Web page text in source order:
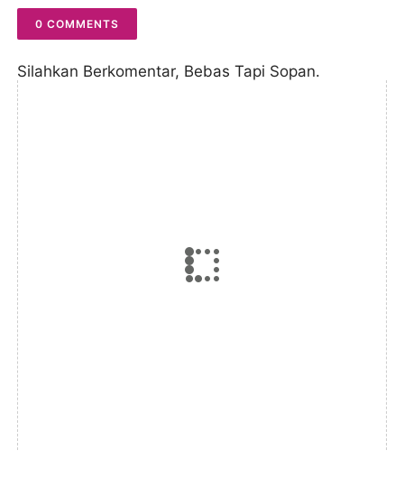
0 COMMENTS
Silahkan Berkomentar, Bebas Tapi Sopan.